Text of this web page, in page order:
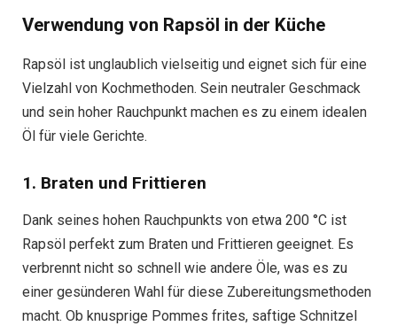
Verwendung von Rapsöl in der Küche
Rapsöl ist unglaublich vielseitig und eignet sich für eine
Vielzahl von Kochmethoden. Sein neutraler Geschmack
und sein hoher Rauchpunkt machen es zu einem idealen
Öl für viele Gerichte.
1. Braten und Frittieren
Dank seines hohen Rauchpunkts von etwa 200 °C ist
Rapsöl perfekt zum Braten und Frittieren geeignet. Es
verbrennt nicht so schnell wie andere Öle, was es zu
einer gesünderen Wahl für diese Zubereitungsmethoden
macht. Ob knusprige Pommes frites, saftige Schnitzel